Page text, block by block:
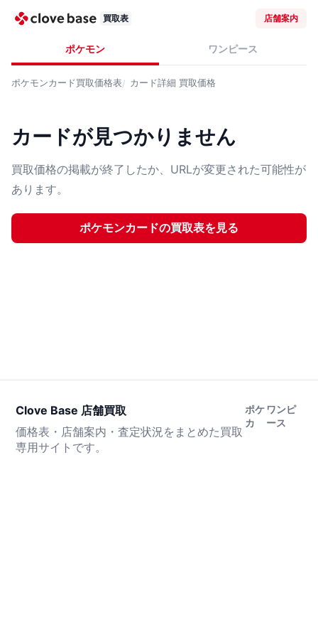
買取表 店舗案内
ポケモン ワンピース
ポケモンカード買取価格表 カード詳細 買取価格
カードが見つかりません
買取価格の掲載が終了したか、URLが変更された可能性が
あります。
ポケモンカードの買取表を見る
Clove Base 店舗買取
価格表・店舗案内・査定状況をまとめた買取
専用サイトです。
ポケ
カ
ワンピ
ース